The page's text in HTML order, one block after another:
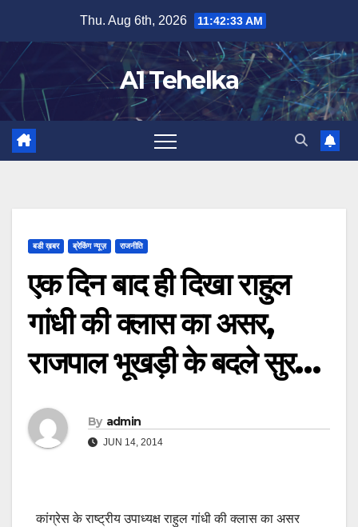
content
Thu. Aug 6th, 2026 11:42:34 AM
A1 Tehelka
बडी ख़बर ब्रेकिंग न्यूज़ राजनीति
एक दिन बाद ही दिखा राहुल
गांधी की क्लास का असर,
राजपाल भूखड़ी के बदले सुर…
By admin
JUN 14, 2014
कांग्रेस के राष्ट्रीय उपाध्यक्ष राहुल गांधी की क्लास का असर